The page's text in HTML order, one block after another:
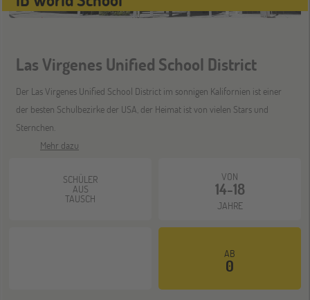
SEP Jugendbildungsmesse JuBi
26 Mannheim
Jugendbildungsmesse JuBi
30 ONLINE
Las Virgenes Unified School District
Der Las Virgenes Unified School District im sonnigen Kalifornien ist einer
der besten Schulbezirke der USA, der Heimat ist von vielen Stars und
Sternchen.
Mehr dazu
SCHÜLER
AUS
TAUSCH
VON
14-18
JAHRE
AB
0